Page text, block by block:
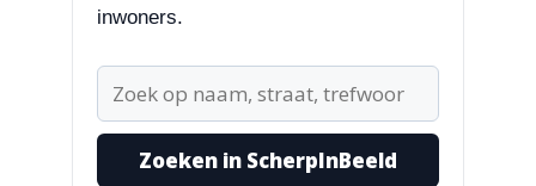
31-7-2026
“Ik dacht al, wat doet Facebook
hier nou bij? Scherpinbeeld i...”
inwoners.
Zoeken in ScherpInBeeld